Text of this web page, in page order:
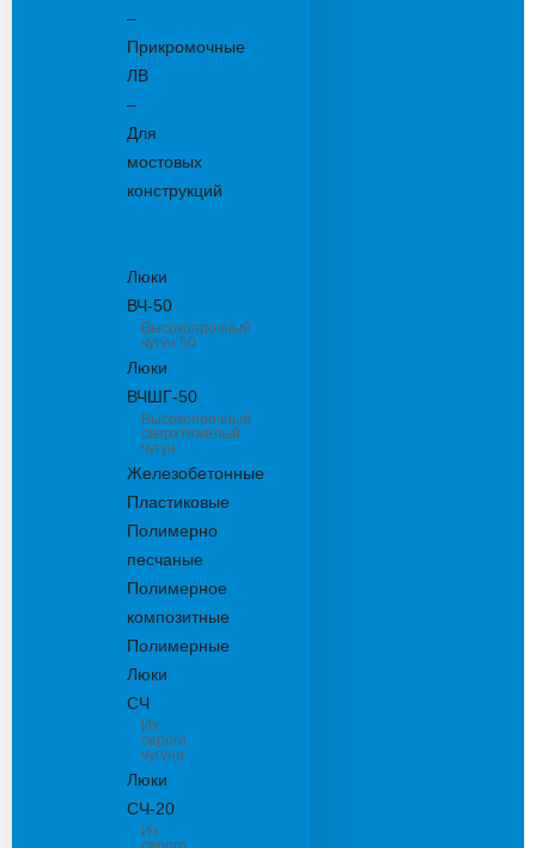
–
Прикромочные
ЛВ
–
Для
мостовых
конструкций
Люки
ВЧ-50
Высокопрочный
чугун 50
Люки
ВЧШГ-50
Высокопрочный
сверхтяжелый
чугун
Железобетонные
Пластиковые
Полимерно
песчаные
Полимерное
композитные
Полимерные
Люки
СЧ
Из
серого
чугуна
Люки
СЧ-20
Из